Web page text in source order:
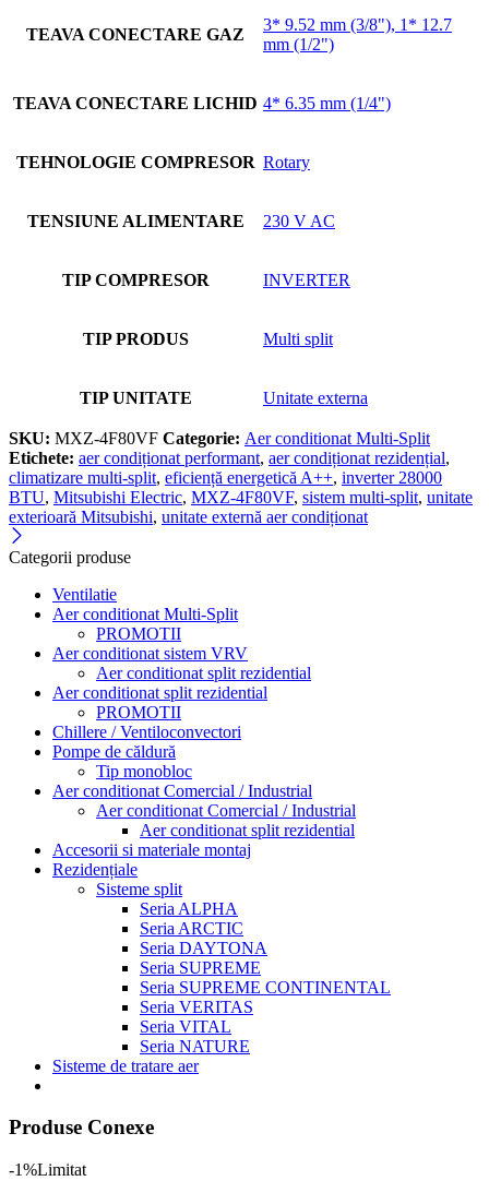
TEAVA CONECTARE GAZ
3* 9.52 mm (3/8"), 1* 12.7
mm (1/2")
TEAVA CONECTARE LICHID 4* 6.35 mm (1/4")
TEHNOLOGIE COMPRESOR Rotary
TENSIUNE ALIMENTARE 230 V AC
TIP COMPRESOR INVERTER
TIP PRODUS Multi split
TIP UNITATE Unitate externa
SKU: MXZ-4F80VF Categorie: Aer conditionat Multi-Split
Etichete: aer condiționat performant, aer condiționat rezidențial,
climatizare multi-split, eficiență energetică A++, inverter 28000
BTU, Mitsubishi Electric, MXZ-4F80VF, sistem multi-split, unitate
exterioară Mitsubishi, unitate externă aer condiționat
Categorii produse
Ventilatie
Aer conditionat Multi-Split
PROMOTII
Aer conditionat sistem VRV
Aer conditionat split rezidential
Aer conditionat split rezidential
PROMOTII
Chillere / Ventiloconvectori
Pompe de căldură
Tip monobloc
Aer conditionat Comercial / Industrial
Aer conditionat Comercial / Industrial
Aer conditionat split rezidential
Accesorii si materiale montaj
Rezidențiale
Sisteme split
Seria ALPHA
Seria ARCTIC
Seria DAYTONA
Seria SUPREME
Seria SUPREME CONTINENTAL
Seria VERITAS
Seria VITAL
Seria NATURE
Sisteme de tratare aer
Produse Conexe
-1%Limitat